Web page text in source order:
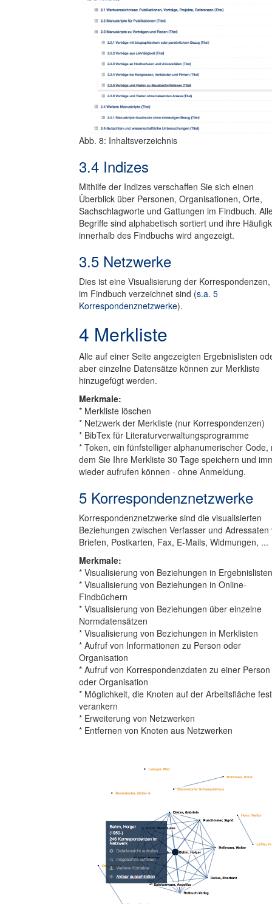
Abb. 8: Inhaltsverzeichnis
3.4 Indizes
Mithilfe der Indizes verschaffen Sie sich einen
Überblick über Personen, Organisationen, Orte,
Sachschlagworte und Gattungen im Findbuch.
Begriffe sind alphabetisch sortiert und ihre
innerhalb des Findbuchs wird angezeigt.
3.5 Netzwerke
Dies ist eine Visualisierung der
im Findbuch verzeichnet sind (s.a. 5
Korrespondenznetzwerke).
4 Merkliste
Alle auf einer Seite angezeigten Ergebnislisten
aber einzelne Datensätze können zur Merkliste
hinzugefügt werden.
Merkmale:
* Merkliste löschen
* Netzwerk der Merkliste (nur Korrespondenzen)
* BibTex für Literaturverwaltungsprogramme
* Token, ein fünfstelliger alphanumerischer Code,
dem Sie Ihre Merkliste 30 Tage speichern und
wieder aufrufen können - ohne Anmeldung.
5 Korrespondenznetzwerke
Korrespondenznetzwerke sind die visualisierten
Beziehungen zwischen Verfasser und Adressaten
Briefen, Postkarten, Fax, E-Mails, Widmungen, ...
Merkmale:
* Visualisierung von Beziehungen in Ergebnislisten
* Visualisierung von Beziehungen in Online-
Findbüchern
* Visualisierung von Beziehungen über einzelne
Normdatensätzen
* Visualisierung von Beziehungen in Merklisten
* Aufruf von Informationen zu Person oder
Organisation
* Aufruf von Korrespondenzdaten zu einer Person
oder Organisation
* Möglichkeit, die Knoten auf der Arbeitsfläche
verankern
* Erweiterung von Netzwerken
* Entfernen von Knoten aus Netzwerken